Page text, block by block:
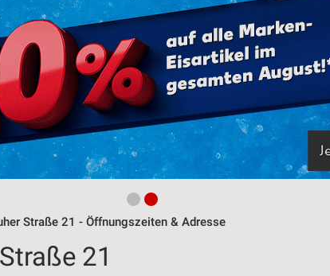
Straße 21 - Öffnungszeiten & Adresse
21